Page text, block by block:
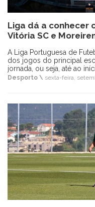
Liga dá a conhecer
Vitória SC e
A Liga Portuguesa de
dos jogos do principal
jornada, ou seja, até ao
Desporto \ sexta-feira,